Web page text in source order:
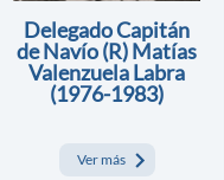
Delegado Capitán
de Navío (R) Matías
Valenzuela Labra
(1976-1983)
Ver más